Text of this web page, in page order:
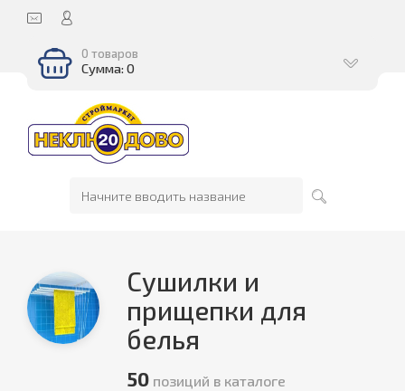
0 товаров
Сумма: 0
Сушилки и
прищепки для
белья
50 позиций в каталоге